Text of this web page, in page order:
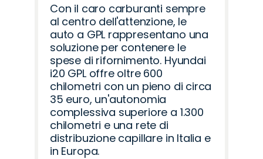
Con il caro carburanti sempre
al centro dell'attenzione, le
auto a GPL rappresentano una
soluzione per contenere le
spese di rifornimento. Hyundai
i20 GPL offre oltre 600
chilometri con un pieno di circa
35 euro, un'autonomia
complessiva superiore a 1.300
chilometri e una rete di
distribuzione capillare in Italia e
in Europa.